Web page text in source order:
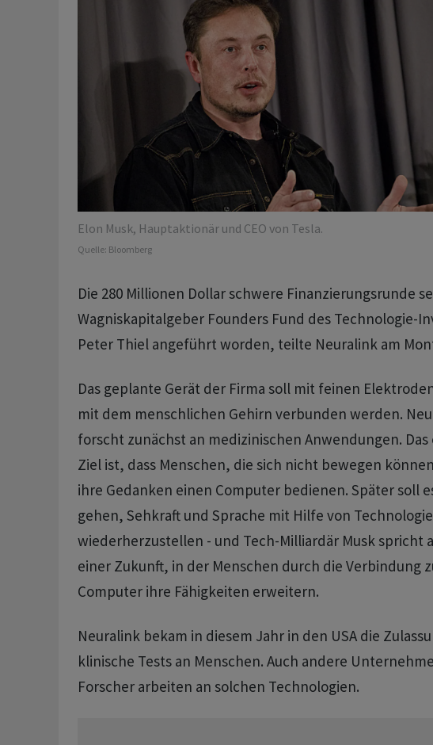
Elon Musk, Hauptaktionär und CEO von Tesla.
Quelle: Bloomberg
Die 280 Millionen Dollar schwere Finanzierungsrunde
Wagniskapitalgeber Founders Fund des Technologie-
Peter Thiel angeführt worden, teilte Neuralink am
Das geplante Gerät der Firma soll mit feinen
mit dem menschlichen Gehirn verbunden werden.
forscht zunächst an medizinischen Anwendungen. Das
Ziel ist, dass Menschen, die sich nicht bewegen
ihre Gedanken einen Computer bedienen. Später soll
gehen, Sehkraft und Sprache mit Hilfe von Technologie
wiederherzustellen - und Tech-Milliardär Musk spricht
einer Zukunft, in der Menschen durch die Verbindung
Computer ihre Fähigkeiten erweitern.
Neuralink bekam in diesem Jahr in den USA die
klinische Tests an Menschen. Auch andere
Forscher arbeiten an solchen Technologien.